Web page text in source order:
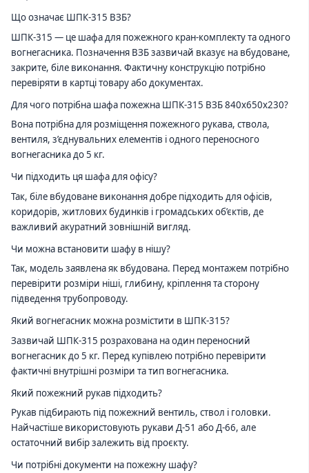
Що означає ШПК-315 ВЗБ?
ШПК-315 — це шафа для пожежного кран-комплекту та одного
вогнегасника. Позначення ВЗБ зазвичай вказує на вбудоване,
закрите, біле виконання. Фактичну конструкцію потрібно
перевіряти в картці товару або документах.
Для чого потрібна шафа пожежна ШПК-315 ВЗБ 840х650х230?
Вона потрібна для розміщення пожежного рукава, ствола,
вентиля, з’єднувальних елементів і одного переносного
вогнегасника до 5 кг.
Чи підходить ця шафа для офісу?
Так, біле вбудоване виконання добре підходить для офісів,
коридорів, житлових будинків і громадських об’єктів, де
важливий акуратний зовнішній вигляд.
Чи можна встановити шафу в нішу?
Так, модель заявлена як вбудована. Перед монтажем потрібно
перевірити розміри ніші, глибину, кріплення та сторону
підведення трубопроводу.
Який вогнегасник можна розмістити в ШПК-315?
Зазвичай ШПК-315 розрахована на один переносний
вогнегасник до 5 кг. Перед купівлею потрібно перевірити
фактичні внутрішні розміри та тип вогнегасника.
Який пожежний рукав підходить?
Рукав підбирають під пожежний вентиль, ствол і головки.
Найчастіше використовують рукави Д-51 або Д-66, але
остаточний вибір залежить від проєкту.
Чи потрібні документи на пожежну шафу?